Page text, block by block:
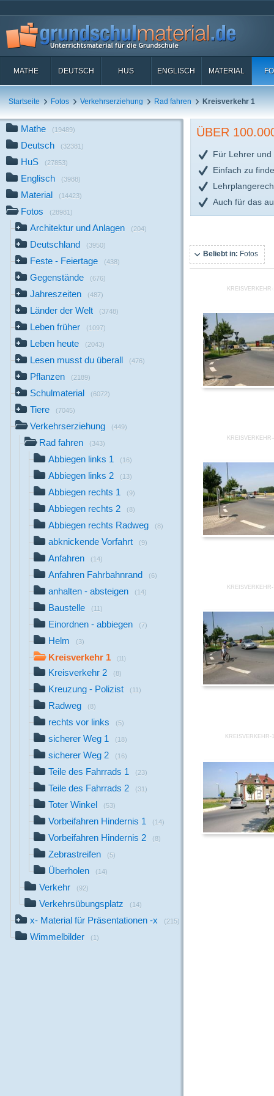
MATHE DEUTSCH HUS ENGLISCH MATERIAL
Startseite Fotos Verkehrserziehung Rad fahren Kreisverkehr 1
Mathe (19489)
Deutsch (32381)
HuS (27853)
Englisch (3988)
Material (14423)
Fotos (28981)
Architektur und Anlagen (204)
Deutschland (3950)
Feste - Feiertage (438)
Gegenstände (676)
Jahreszeiten (487)
Länder der Welt (3748)
Leben früher (1097)
Leben heute (2043)
Lesen musst du überall (476)
Pflanzen (2189)
Schulmaterial (6072)
Tiere (7045)
Verkehrserziehung (449)
Rad fahren (343)
Abbiegen links 1 (16)
Abbiegen links 2 (13)
Abbiegen rechts 1 (9)
Abbiegen rechts 2 (8)
Abbiegen rechts Radweg (8)
abknickende Vorfahrt (9)
Anfahren (14)
Anfahren Fahrbahnrand (6)
anhalten - absteigen (14)
Baustelle (11)
Einordnen - abbiegen (7)
Helm (3)
Kreisverkehr 1 (11)
Kreisverkehr 2 (8)
Kreuzung - Polizist (11)
Radweg (8)
rechts vor links (5)
sicherer Weg 1 (18)
sicherer Weg 2 (16)
Teile des Fahrrads 1 (23)
Teile des Fahrrads 2 (31)
Toter Winkel (53)
Vorbeifahren Hindernis 1 (14)
Vorbeifahren Hindernis 2 (8)
Zebrastreifen (5)
Überholen (14)
Verkehr (92)
Verkehrsübungsplatz (14)
x- Material für Präsentationen -x (215)
Wimmelbilder (1)
ÜBER
Für Lehrer und
Einfach zu
Auch für das
Beliebt in: Fotos
KREISVERKEHR-